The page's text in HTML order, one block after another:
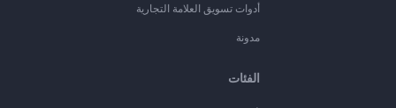
أدوات تسويق العلامة التجارية
مدونة
الفئات